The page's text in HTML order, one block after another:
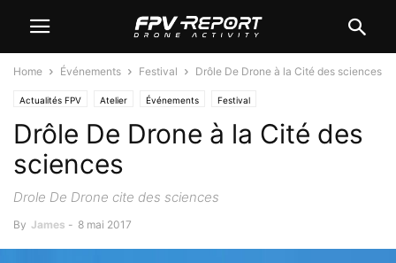
Home Événements Festival Drôle De Drone à la Cité des sciences
Actualités FPV Atelier Événements Festival
Drôle De Drone à la Cité des
sciences
Drole De Drone cite des sciences
By James - 8 mai 2017